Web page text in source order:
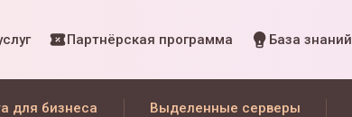
Партнёрская программа База знаний
для бизнеса Выделенные серверы